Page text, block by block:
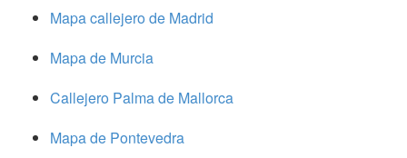
Mapa callejero de Madrid
Mapa de Murcia
Callejero Palma de Mallorca
Mapa de Pontevedra